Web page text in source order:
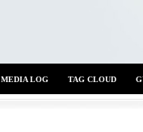
MEDIA LOG TAG CLOUD